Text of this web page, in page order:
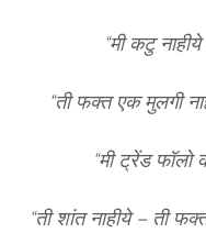
“मी कटु
“ती फक्त एक मुलगी
“मी ट्रेंड फॉलो
“ती शांत नाहीये – ती